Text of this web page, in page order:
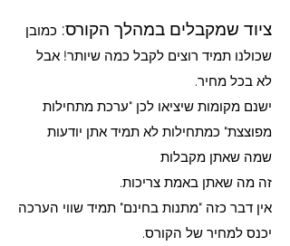
ציוד שמקבלים במהלך הקורס: כמובן
שכולנו תמיד רוצים לקבל כמה שיותר! אבל
לא בכל מחיר.
ישנם מקומות שיציאו לכן "ערכת מתחילות
מפוצצת" כמתחילות לא תמיד אתן יודעות
שמה שאתן מקבלות
זה מה שאתן באמת צריכות.
אין דבר כזה "מתנות בחינם" תמיד שווי הערכה
יכנס למחיר של הקורס.